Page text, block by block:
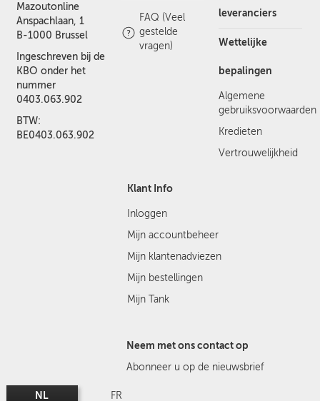
Mazoutonline
Anspachlaan, 1
B-1000 Brussel
Ingeschreven bij de
KBO onder het
nummer
0403.063.902
BTW:
BE0403.063.902
FAQ (Veel
gestelde
vragen)
leveranciers
Wettelijke
bepalingen
Algemene
gebruiksvoorwaarden
Kredieten
Vertrouwelijkheid
Klant Info
Inloggen
Mijn accountbeheer
Mijn klantenadviezen
Mijn bestellingen
Mijn Tank
Neem met ons contact op
Abonneer u op de nieuwsbrief
NL FR